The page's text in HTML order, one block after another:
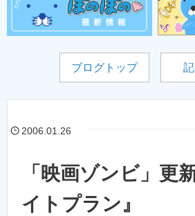
ブログトップ
2006.01.26
「映画ゾンビ」更
イトプラン』